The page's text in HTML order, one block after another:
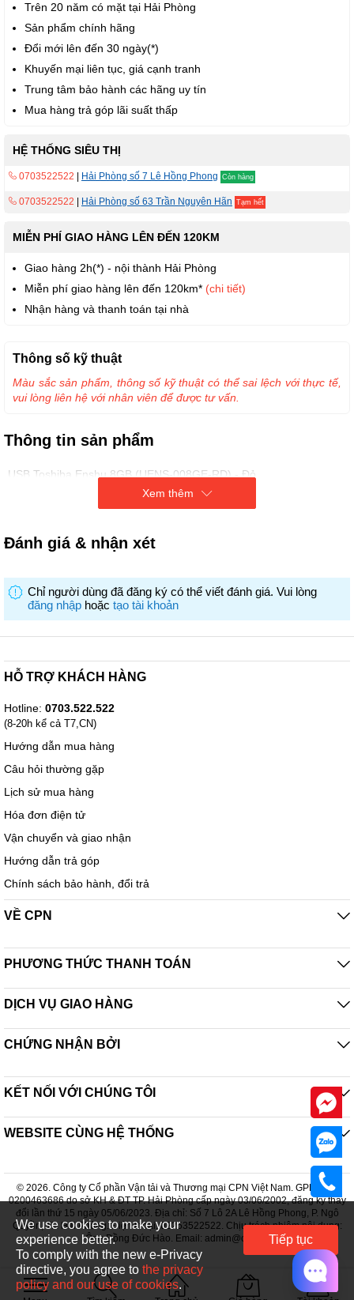
We use cookies to make your
experience better.
To comply with the new e-Privacy
directive, you agree to the privacy
policy and our use of cookies.
Tiếp tục
Trên 20 năm có mặt tại Hải Phòng
Sản phẩm chính hãng
Đổi mới lên đến 30 ngày(*)
Khuyến mại liên tục, giá cạnh tranh
Trung tâm bảo hành các hãng uy tín
Mua hàng trả góp lãi suất thấp
HỆ THỐNG SIÊU THỊ
0703522522 Hải Phòng số 7 Lê Hồng Phong Còn hàng
0703522522 Hải Phòng số 63 Trần Nguyên Hãn Tạm hết
MIỄN PHÍ GIAO HÀNG LÊN ĐẾN 120KM
Giao hàng 2h(*) - nội thành Hải Phòng
Miễn phí giao hàng lên đến 120km* (chi tiết)
Nhận hàng và thanh toán tại nhà
Thông tin sản phẩm
USB Toshiba Enshu 8GB (UENS-008GE-RD) - Đỏ
Thiết kế nhỏ nhắn. Chuẩn usb 2.0. Màu sắc: Pink, Green, Purple
Xem thêm
Thông số kỹ thuật
Màu sắc sản phẩm, thông số kỹ thuật có thể sai lệch với thực tế,
vui lòng liên hệ với nhân viên để được tư vấn.
Đánh giá & nhận xét
Chỉ người dùng đã đăng ký có thể viết đánh giá. Vui lòng
đăng nhập hoặc tạo tài khoản
HỖ TRỢ KHÁCH HÀNG
Hotline: 0703.522.522
(8-20h kể cả T7,CN)
Hướng dẫn mua hàng
Câu hỏi thường gặp
Lịch sử mua hàng
Hóa đơn điện tử
Vận chuyển và giao nhận
Hướng dẫn trả góp
Chính sách bảo hành, đổi trả
VỀ CPN
PHƯƠNG THỨC THANH TOÁN
DỊCH VỤ GIAO HÀNG
CHỨNG NHẬN BỞI
KẾT NỐI VỚI CHÚNG TÔI
WEBSITE CÙNG HỆ THỐNG
© 2026. Công ty Cổ phần Vận tải và Thương mại CPN Việt Nam. GPDKKD:
0200463686 do sở KH & ĐT TP. Hải Phòng cấp ngày 03/06/2002, đăng ký thay
đổi lần thứ 15 ngày 05/06/2023. Địa chỉ: Số 7 Lô 2A Lê Hồng Phong, P. Ngô
Quyền, TP. Hải Phòng. Điện thoại: 02253522522. Chịu trách nhiệm nội dung:
Ông Đồng Đức Hào. Email: admin@cpn.vn